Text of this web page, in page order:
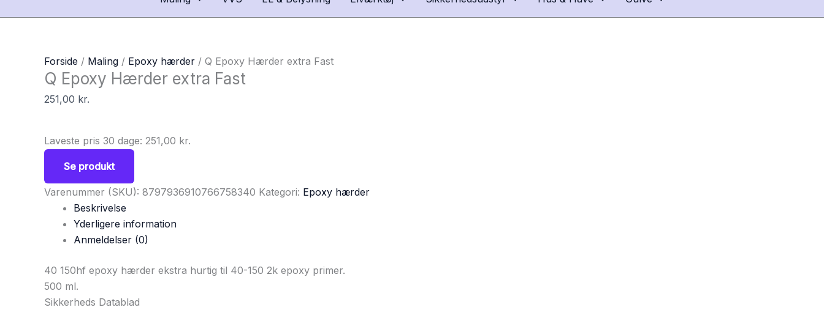
Forside / Maling / Epoxy hærder / Q Epoxy Hærder extra Fast
Q Epoxy Hærder extra Fast
251,00 kr.
Laveste pris 30 dage: 251,00 kr.
Se produkt
Varenummer (SKU): 8797936910766758340 Kategori: Epoxy hærder
Beskrivelse
Yderligere information
Anmeldelser (0)
40 150hf epoxy hærder ekstra hurtig til 40-150 2k epoxy primer.
500 ml.
Sikkerheds Datablad